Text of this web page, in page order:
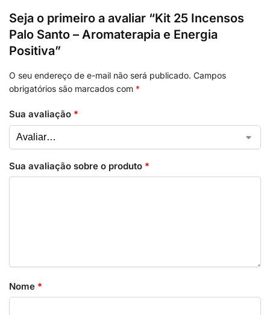
Seja o primeiro a avaliar “Kit 25 Incensos
Palo Santo – Aromaterapia e Energia
Positiva”
O seu endereço de e-mail não será publicado. Campos
obrigatórios são marcados com *
Sua avaliação *
Sua avaliação sobre o produto *
Nome *